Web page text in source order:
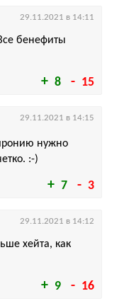
8 15
бенефиты
29.11.2021 в 14:11
7 3
нужно
:-)
29.11.2021 в 14:15
9 16
хейта, как
29.11.2021 в 14:12